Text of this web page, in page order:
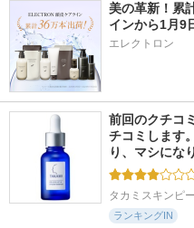
美の革新！累
インから1月9
エレクトロン
前回のクチコ
チコミします
り、マシにな
タカミスキンピ
ランキングIN